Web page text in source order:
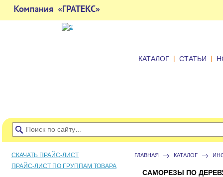
КАТАЛОГ | СТАТЬИ |
ГЛАВНАЯ КАТАЛОГ
САМОРЕЗЫ ПО
СКАЧАТЬ ПРАЙС-ЛИСТ
ПРАЙС-ЛИСТ ПО ГРУППАМ ТОВАРА